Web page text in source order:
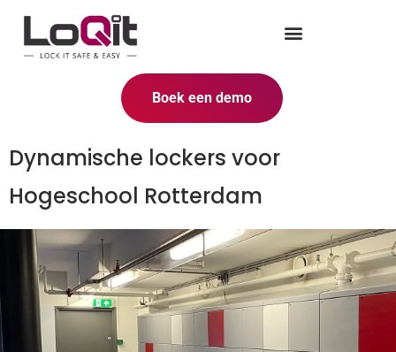
Boek een demo
Dynamische lockers voor
Hogeschool Rotterdam